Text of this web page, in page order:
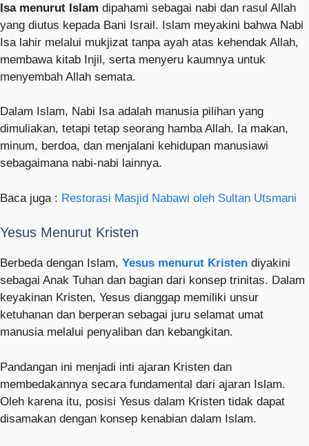
Isa menurut Islam dipahami sebagai nabi dan rasul Allah
yang diutus kepada Bani Israil. Islam meyakini bahwa Nabi
Isa lahir melalui mukjizat tanpa ayah atas kehendak Allah,
membawa kitab Injil, serta menyeru kaumnya untuk
menyembah Allah semata.
Dalam Islam, Nabi Isa adalah manusia pilihan yang
dimuliakan, tetapi tetap seorang hamba Allah. Ia makan,
minum, berdoa, dan menjalani kehidupan manusiawi
sebagaimana nabi-nabi lainnya.
Baca juga : Restorasi Masjid Nabawi oleh Sultan Utsmani
Yesus Menurut Kristen
Berbeda dengan Islam, Yesus menurut Kristen diyakini
sebagai Anak Tuhan dan bagian dari konsep trinitas. Dalam
keyakinan Kristen, Yesus dianggap memiliki unsur
ketuhanan dan berperan sebagai juru selamat umat
manusia melalui penyaliban dan kebangkitan.
Pandangan ini menjadi inti ajaran Kristen dan
membedakannya secara fundamental dari ajaran Islam.
Oleh karena itu, posisi Yesus dalam Kristen tidak dapat
disamakan dengan konsep kenabian dalam Islam.